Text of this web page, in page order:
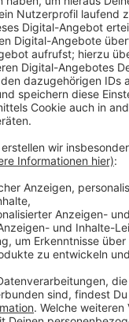
Unikate
Kinderaugen zum
Benrather
.
Uhr
21 Uhr
20 Uhr